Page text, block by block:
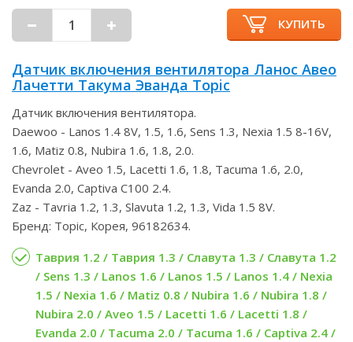
КУПИТЬ
Датчик включения вентилятора Ланос Авео
Лачетти Такума Эванда Topic
Датчик включения вентилятора.
Daewoo - Lanos 1.4 8V, 1.5, 1.6, Sens 1.3, Nexia 1.5 8-16V,
1.6, Matiz 0.8, Nubira 1.6, 1.8, 2.0.
Chevrolet - Aveo 1.5, Lacetti 1.6, 1.8, Tacuma 1.6, 2.0,
Evanda 2.0, Captiva C100 2.4.
Zaz - Tavria 1.2, 1.3, Slavuta 1.2, 1.3, Vida 1.5 8V.
Бренд: Topic, Корея, 96182634.
Таврия 1.2 / Таврия 1.3 / Славута 1.3 / Славута 1.2
/ Sens 1.3 / Lanos 1.6 / Lanos 1.5 / Lanos 1.4 / Nexia
1.5 / Nexia 1.6 / Matiz 0.8 / Nubira 1.6 / Nubira 1.8 /
Nubira 2.0 / Aveo 1.5 / Lacetti 1.6 / Lacetti 1.8 /
Evanda 2.0 / Tacuma 2.0 / Tacuma 1.6 / Captiva 2.4 /